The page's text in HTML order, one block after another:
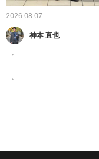
2026.08.07
神本 直也